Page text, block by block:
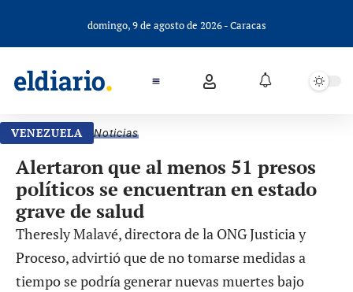
domingo, 9 de agosto de 2026 - Caracas
VENEZUELA Noticias
Alertaron que al menos 51 presos
políticos se encuentran en estado
grave de salud
Theresly Malavé, directora de la ONG Justicia y
Proceso, advirtió que de no tomarse medidas a
tiempo se podría generar nuevas muertes bajo